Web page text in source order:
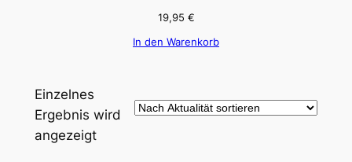
19,95 €
In den Warenkorb
Einzelnes
Ergebnis wird
angezeigt